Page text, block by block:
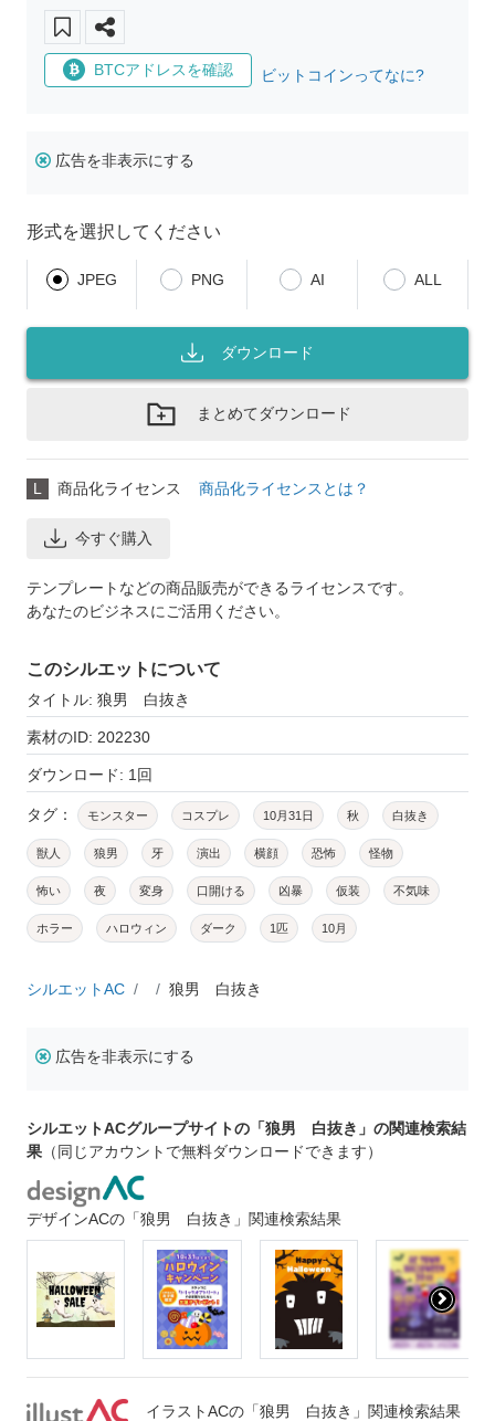
BTCアドレスを確認 ビットコインってなに?
広告を非表示にする
形式を選択してください
JPEG PNG AI ALL
ダウンロード
まとめてダウンロード
L 商品化ライセンス 商品化ライセンスとは？
今すぐ購入
テンプレートなどの商品販売ができるライセンスです。
あなたのビジネスにご活用ください。
このシルエットについて
タイトル: 狼男 白抜き
素材のID: 202230
ダウンロード: 1回
タグ： モンスター コスプレ 10月31日 秋 白抜き
獣人 狼男 牙 演出 横顔 恐怖 怪物
怖い 夜 変身 口開ける 凶暴 仮装 不気味
ホラー ハロウィン ダーク 1匹 10月
シルエットAC 狼男 白抜き
広告を非表示にする
シルエットACグループサイトの「狼男 白抜き」の関連検索結
果 （同じアカウントで無料ダウンロードできます）
デザインACの「狼男 白抜き」関連検索結果
イラストACの「狼男 白抜き」関連検索結果